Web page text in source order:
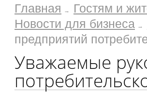
Главная Гостям и
Новости для бизнеса
предприятий
Уважаемые